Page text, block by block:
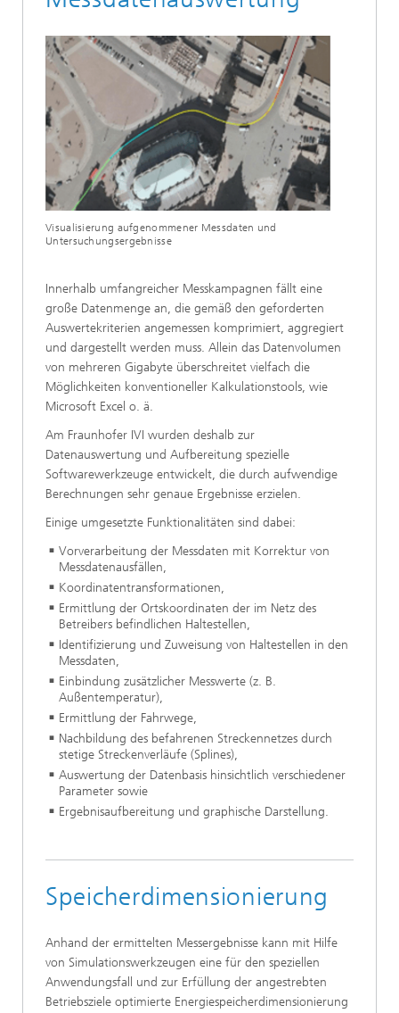
Visualisierung aufgenommener Messdaten und
Untersuchungsergebnisse
Innerhalb umfangreicher Messkampagnen fällt eine
große Datenmenge an, die gemäß den geforderten
Auswertekriterien angemessen komprimiert, aggregiert
und dargestellt werden muss. Allein das Datenvolumen
von mehreren Gigabyte überschreitet vielfach die
Möglichkeiten konventioneller Kalkulationstools, wie
Microsoft Excel o. ä.
Am Fraunhofer IVI wurden deshalb zur
Datenauswertung und Aufbereitung spezielle
Softwarewerkzeuge entwickelt, die durch aufwendige
Berechnungen sehr genaue Ergebnisse erzielen.
Einige umgesetzte Funktionalitäten sind dabei:
Vorverarbeitung der Messdaten mit Korrektur von
Messdatenausfällen,
Koordinatentransformationen,
Ermittlung der Ortskoordinaten der im Netz des
Betreibers befindlichen Haltestellen,
Identifizierung und Zuweisung von Haltestellen in den
Messdaten,
Einbindung zusätzlicher Messwerte (z. B.
Außentemperatur),
Ermittlung der Fahrwege,
Nachbildung des befahrenen Streckennetzes durch
stetige Streckenverläufe (Splines),
Auswertung der Datenbasis hinsichtlich verschiedener
Parameter sowie
Ergebnisaufbereitung und graphische Darstellung.
Speicherdimensionierung
Anhand der ermittelten Messergebnisse kann mit Hilfe
von Simulationswerkzeugen eine für den speziellen
Anwendungsfall und zur Erfüllung der angestrebten
Betriebsziele optimierte Energiespeicherdimensionierung